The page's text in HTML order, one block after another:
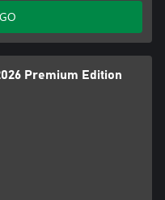
Premium Edition